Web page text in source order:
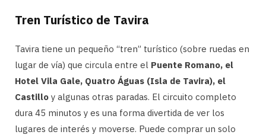
Tren Turístico de Tavira
Tavira tiene un pequeño “tren” turístico (sobre ruedas en
lugar de vía) que circula entre el Puente Romano, el
Hotel Vila Gale, Quatro Águas (Isla de Tavira), el
Castillo y algunas otras paradas. El circuito completo
dura 45 minutos y es una forma divertida de ver los
lugares de interés y moverse. Puede comprar un solo